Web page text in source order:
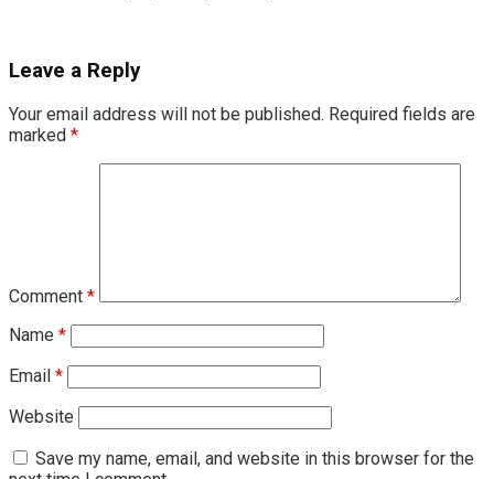
Leave a Reply
Your email address will not be published. Required fields are
marked *
Comment *
Name *
Email *
Website
Save my name, email, and website in this browser for the